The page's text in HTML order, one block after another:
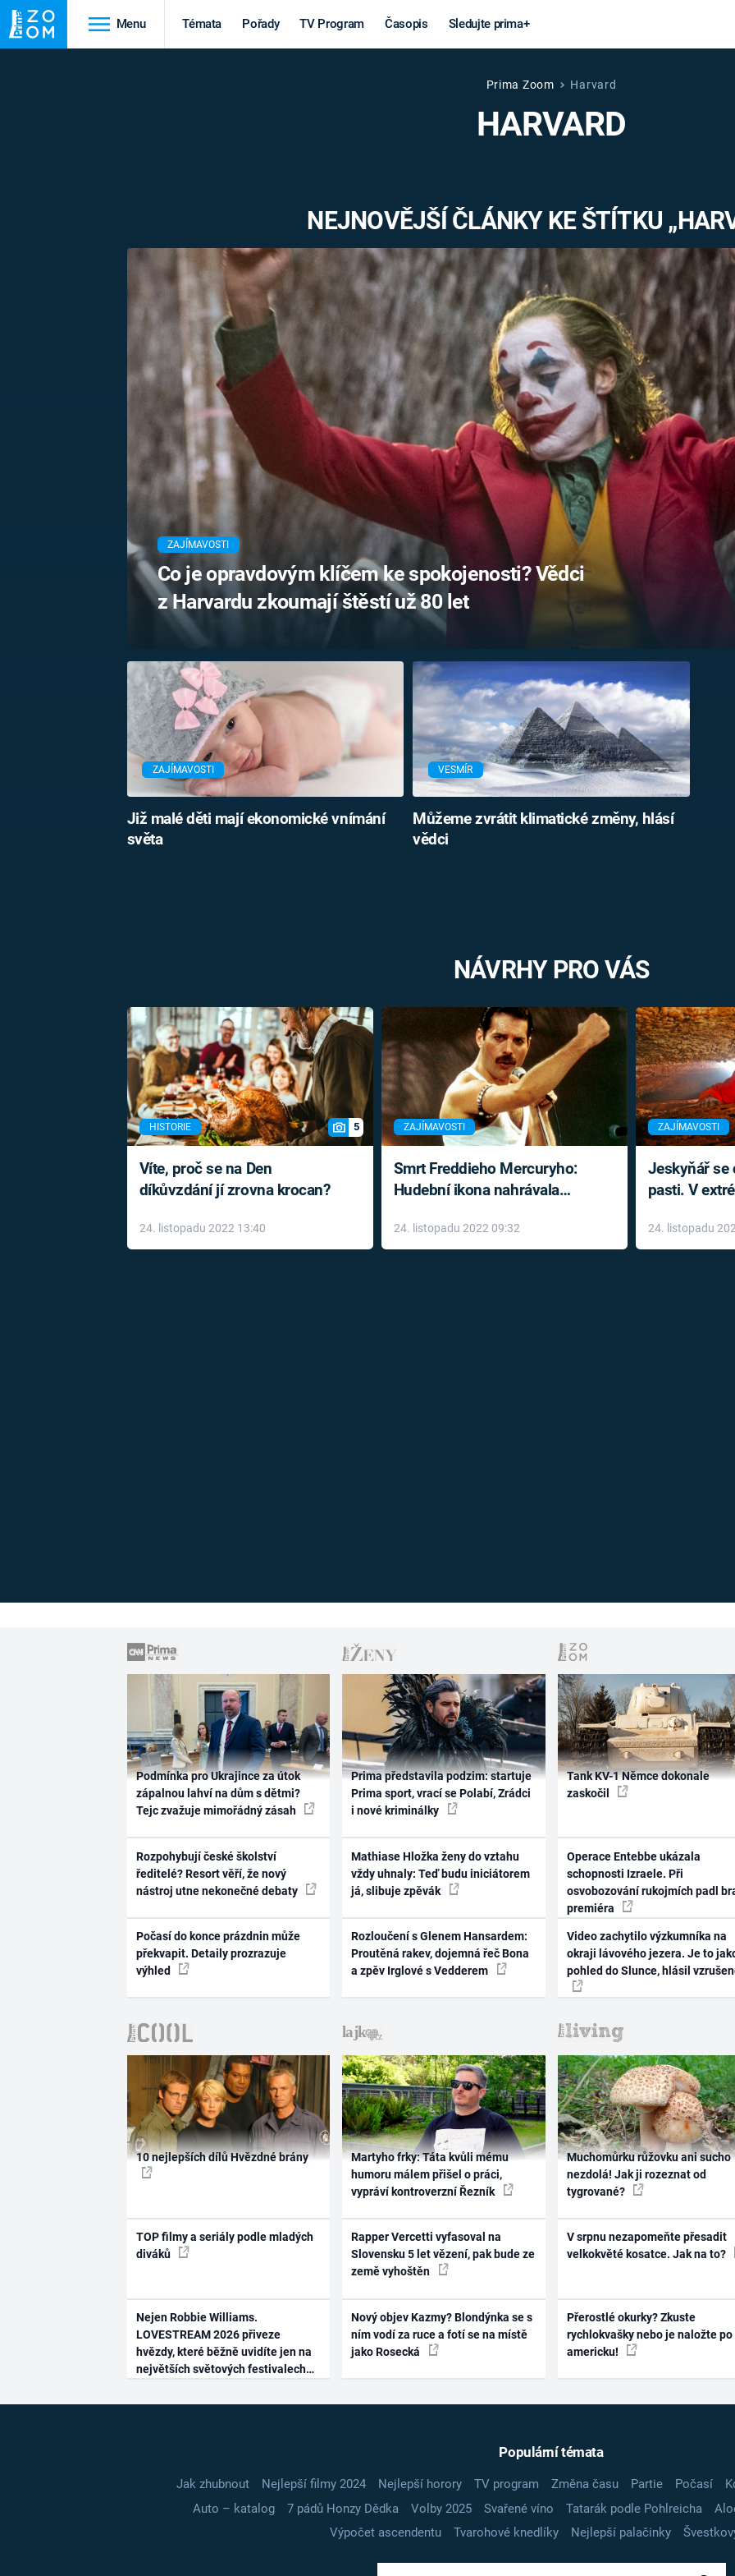
Menu Témata Pořady TV Program Časopis Sledujte prima+
STAROVĚKÝ EGYPT
Věda a
technika
MARS
VÁLEČNÉ
světová válka
PRVNÍ SVĚTOVÁ
Výročí
MARIE TEREZIE
NAPOLEON
BONAPARTE
BRITSKÁ
KRÁLOVSKÁ
RODINA
Záhady a
konspirace
UFO A
MIMOZEMŠŤANÉ
UTAJENÉ PŘÍBĚHY
ČESKÝCH DĚJIN
ALTERNATIVNÍ
HISTORIE
FILMY
REALITA
HORORY
REALITA
OPTICKÉ
KLAMY
Prima Zoom Harvard
HARVARD
NEJNOVĚJŠÍ ČLÁNKY KE ŠTÍTKU
ZAJÍMAVOSTI
Co je opravdovým klíčem ke spokojenosti? Vědci
z Harvardu zkoumají štěstí už 80 let
ZAJÍMAVOSTI
Již malé děti mají ekonomické vnímání
světa
VESMÍR
Můžeme zvrátit klimatické změny, hlásí
vědci
NÁVRHY PRO VÁS
HISTORIE 5
Víte, proč se na Den
díkůvzdání jí zrovna krocan?
24. listopadu 2022 13:40
ZAJÍMAVOSTI
Smrt Freddieho Mercuryho:
Hudební ikona nahrávala
léky
24. listopadu 2022 09:32
ZAJÍMAVOSTI
Jeskyňář se
pasti. V
24. listopadu
Podmínka pro Ukrajince za útok
zápalnou lahví na dům s dětmi?
Tejc zvažuje mimořádný zásah
Rozpohybují české školství
ředitelé? Resort věří, že nový
nástroj utne nekonečné debaty
Počasí do konce prázdnin může
překvapit. Detaily prozrazuje
výhled
Prima představila podzim: startuje
Prima sport, vrací se Polabí, Zrádci
i nové kriminálky
Mathiase Hložka ženy do vztahu
vždy uhnaly: Teď budu iniciátorem
já, slibuje zpěvák
Rozloučení s Glenem Hansardem:
Proutěná rakev, dojemná řeč Bona
a zpěv Irglové s Vedderem
Tank KV-1 Němce dokonale
zaskočil
Operace Entebbe ukázala
schopnosti Izraele. Při
osvobozování rukojmích padl
premiéra
Video zachytilo výzkumníka na
okraji lávového jezera. Je to
pohled do Slunce, hlásil
10 nejlepších dílů Hvězdné brány
TOP filmy a seriály podle mladých
diváků
Nejen Robbie Williams.
LOVESTREAM 2026 přiveze
hvězdy, které běžně uvidíte jen na
největších světových festivalech
Martyho frky: Táta kvůli mému
humoru málem přišel o práci,
vypráví kontroverzní Řezník
Rapper Vercetti vyfasoval na
Slovensku 5 let vězení, pak bude ze
země vyhoštěn
Nový objev Kazmy? Blondýnka se s
ním vodí za ruce a fotí se na místě
jako Rosecká
Muchomůrku růžovku ani sucho
nezdolá! Jak ji rozeznat od
tygrované?
V srpnu nezapomeňte přesadit
velkokvěté kosatce. Jak na to?
Přerostlé okurky? Zkuste
rychlokvašky nebo je naložte po
americku!
Populární témata
Jak zhubnout Nejlepší filmy 2024 Nejlepší horory TV program Změna času Partie Počasí
Auto – katalog
7 pádů Honzy Dědka Volby 2025 Svařené víno Tatarák podle Pohlreicha
Výpočet ascendentu
Tvarohové knedlíky Nejlepší palačinky